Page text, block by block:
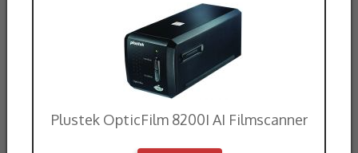
Plustek OpticFilm 8200I AI Filmscanner